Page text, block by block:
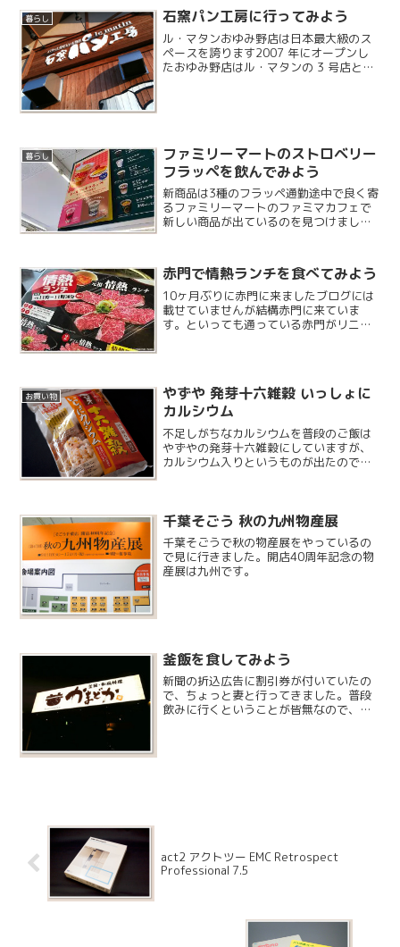
暮らし 石窯パン工房に行ってみよう
ル・マタンおゆみ野店は日本最大級のス
ペースを誇ります2007 年にオープンし
たおゆみ野店はル・マタンの 3 号店とな
暮らし
ファミリーマートのストロベリー
フラッペを飲んでみよう
新商品は3種のフラッペ通勤途中で良く寄
るファミリーマートのファミマカフェで
新しい商品が出ているのを見つけまし
リーフラッペを選ぶ事にしました。フラ
ッペの場合、「飲む」の...
赤門で情熱ランチを食べてみよう
10ヶ月ぶりに赤門に来ましたブログには
載せていませんが結構赤門に来ていま
す。といっても通っている赤門がリニュ
お買い物
やずや 発芽十六雑穀 いっしょに
カルシウム
不足しがちなカルシウムを普段のご飯は
やずやの発芽十六雑穀にしていますが、
カルシウム入りというものが出たのでこ
摂取できるのはいいですね...
千葉そごう 秋の九州物産展
千葉そごうで秋の物産展をやっているの
で見に行きました。開店40周年記念の物
産展は九州です。
釜飯を食してみよう
新聞の折込広告に割引券が付いていたの
で、ちょっと妻と行ってきました。普段
飲みに行くということが皆無なので、こ
act2 アクトツー EMC Retrospect
Professional 7.5